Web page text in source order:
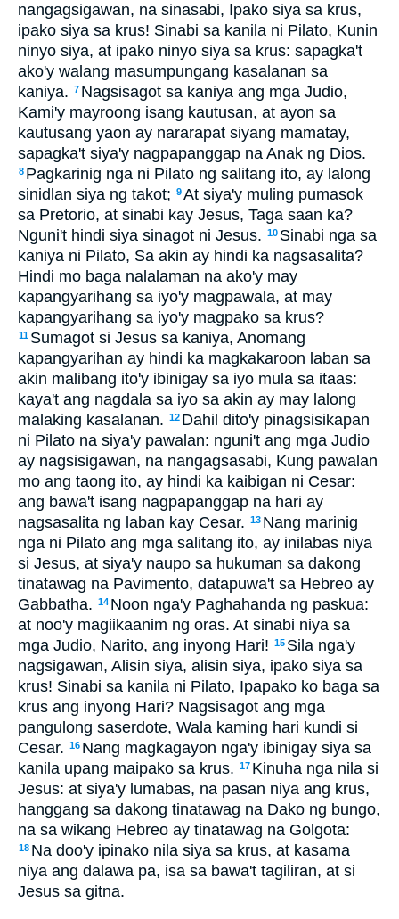
nangagsigawan, na sinasabi, Ipako siya sa krus,
ipako siya sa krus! Sinabi sa kanila ni Pilato, Kunin
ninyo siya, at ipako ninyo siya sa krus: sapagka't
ako'y walang masumpungang kasalanan sa
kaniya. 7 Nagsisagot sa kaniya ang mga Judio,
Kami'y mayroong isang kautusan, at ayon sa
kautusang yaon ay nararapat siyang mamatay,
sapagka't siya'y nagpapanggap na Anak ng Dios.
8 Pagkarinig nga ni Pilato ng salitang ito, ay lalong
sinidlan siya ng takot; 9At siya'y muling pumasok
sa Pretorio, at sinabi kay Jesus, Taga saan ka?
Nguni't hindi siya sinagot ni Jesus. 10 Sinabi nga sa
kaniya ni Pilato, Sa akin ay hindi ka nagsasalita?
Hindi mo baga nalalaman na ako'y may
kapangyarihang sa iyo'y magpawala, at may
kapangyarihang sa iyo'y magpako sa krus?
11 Sumagot si Jesus sa kaniya, Anomang
kapangyarihan ay hindi ka magkakaroon laban sa
akin malibang ito'y ibinigay sa iyo mula sa itaas:
kaya't ang nagdala sa iyo sa akin ay may lalong
malaking kasalanan. 12 Dahil dito'y pinagsisikapan
ni Pilato na siya'y pawalan: nguni't ang mga Judio
ay nagsisigawan, na nangagsasabi, Kung pawalan
mo ang taong ito, ay hindi ka kaibigan ni Cesar:
ang bawa't isang nagpapanggap na hari ay
nagsasalita ng laban kay Cesar. 13 Nang marinig
nga ni Pilato ang mga salitang ito, ay inilabas niya
si Jesus, at siya'y naupo sa hukuman sa dakong
tinatawag na Pavimento, datapuwa't sa Hebreo ay
Gabbatha. 14 Noon nga'y Paghahanda ng paskua:
at noo'y magiikaanim ng oras. At sinabi niya sa
mga Judio, Narito, ang inyong Hari! 15 Sila nga'y
nagsigawan, Alisin siya, alisin siya, ipako siya sa
krus! Sinabi sa kanila ni Pilato, Ipapako ko baga sa
krus ang inyong Hari? Nagsisagot ang mga
pangulong saserdote, Wala kaming hari kundi si
Cesar. 16 Nang magkagayon nga'y ibinigay siya sa
kanila upang maipako sa krus. 17 Kinuha nga nila si
Jesus: at siya'y lumabas, na pasan niya ang krus,
hanggang sa dakong tinatawag na Dako ng bungo,
na sa wikang Hebreo ay tinatawag na Golgota:
18 Na doo'y ipinako nila siya sa krus, at kasama
niya ang dalawa pa, isa sa bawa't tagiliran, at si
Jesus sa gitna.